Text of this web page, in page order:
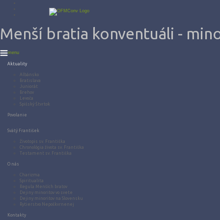
Menší bratia konventuáli -
menu
Aktuality
Albánsko
Bratislava
Juniorát
Brehov
Levoča
Spišský Štvrtok
Povolanie
Svätý František
Životopis sv. Františka
Chronológia života sv. Františka
Testament sv. Františka
O nás
Charizma
Spiritualita
Regula Menších bratov
Dejiny minoritov vo svete
Dejiny minoritov na Slovensku
Rytierstvo Nepoškvrnenej
Kontakty